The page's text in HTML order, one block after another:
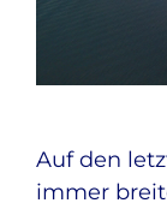
Auf den
immer